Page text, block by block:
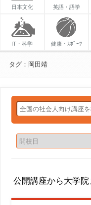
日本文化 英語・語学
IT・科学 健康・ｽﾎﾟｰﾂ
タグ：岡田靖
公開講座から大学